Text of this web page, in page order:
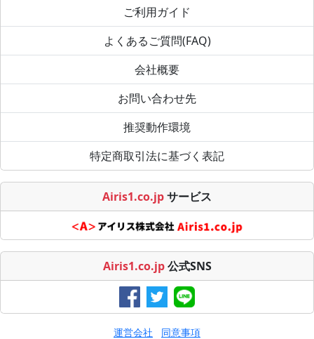
ご利用ガイド
よくあるご質問(FAQ)
会社概要
お問い合わせ先
推奨動作環境
特定商取引法に基づく表記
Airis1.co.jpサービス
Airis1.co.jp 公式SNS
運営会社 同意事項